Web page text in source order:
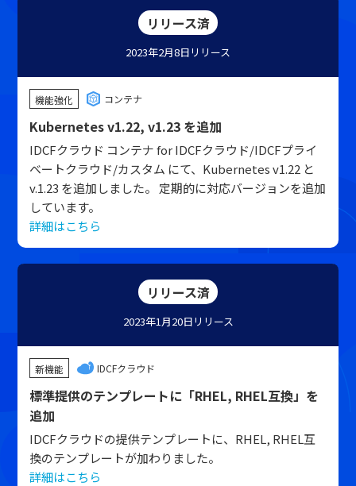
リリース済
2023年2月8日リリース
機能強化 コンテナ
Kubernetes v1.22, v1.23 を追加
IDCFクラウド コンテナ for IDCFクラウド/IDCFプライ
ベートクラウド/カスタム にて、Kubernetes v1.22 と
v.1.23 を追加しました。 定期的に対応バージョンを追加
しています。
詳細はこちら
リリース済
2023年1月20日リリース
新機能 IDCFクラウド
標準提供のテンプレートに「RHEL, RHEL互換」を
追加
IDCFクラウドの提供テンプレートに、RHEL, RHEL互
換のテンプレートが加わりました。
詳細はこちら